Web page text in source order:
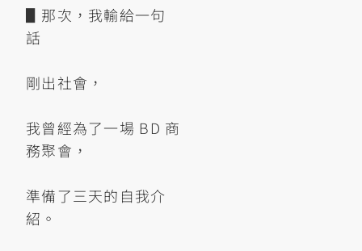
▋那次，我輸給一句
話
剛出社會，
我曾經為了一場 BD 商
務聚會，
準備了三天的自我介
紹。